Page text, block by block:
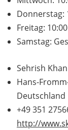
Donnerstag:
Freitag:
Samstag:
Sehrish
Hans-
Deutschland
+49 351
http://